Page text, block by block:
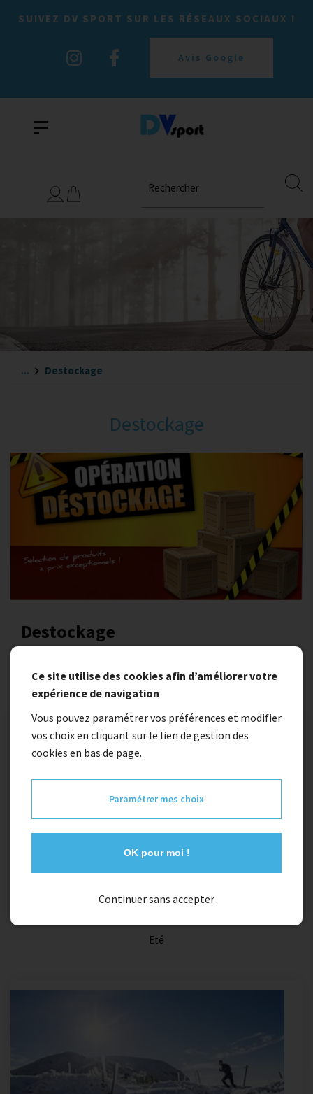
SUIVEZ DV SPORT SUR LES RÉSEAUX SOCIAUX !
Avis Google
Rechercher
... Destockage
Destockage
Destockage
Eté
Ce site utilise des cookies afin d’améliorer votre
expérience de navigation
Vous pouvez paramétrer vos préférences et modifier
vos choix en cliquant sur le lien de gestion des
cookies en bas de page.
Paramétrer mes choix
OK pour moi !
Continuer sans accepter